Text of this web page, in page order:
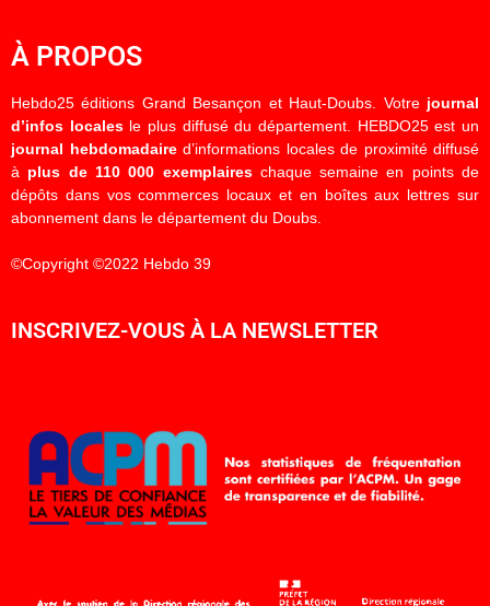
À PROPOS
Hebdo25 éditions Grand Besançon et Haut-Doubs. Votre journal
d’infos localesle plus diffusé du département. HEBDO25 est un
journal hebdomadaired’informations locales de proximité diffusé
à plus de 110 000 exemplaireschaque semaine en points de
dépôts dans vos commerces locaux et en boîtes aux lettres sur
abonnement dans le département du Doubs.
©Copyright ©2022 Hebdo 39
INSCRIVEZ-VOUS À LA NEWSLETTER